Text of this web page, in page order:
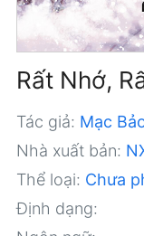
Rất Nhớ,
Tác giả: Mạc
Nhà xuất bản:
Thể loại: Chưa
Định dạng: